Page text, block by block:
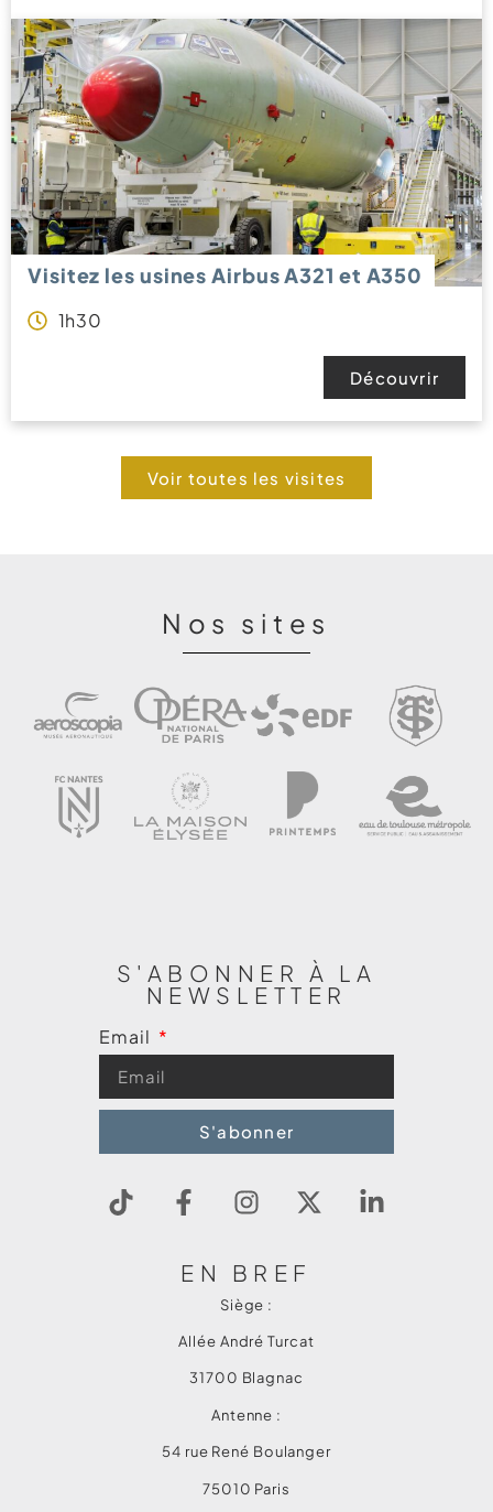
Visitez les usines Airbus A321 et A350
1h30
Découvrir
Voir toutes les visites
Nos sites
S'ABONNER À LA
NEWSLETTER
Email
S'abonner
EN BREF
Siège :
Allée André Turcat
31700 Blagnac
Antenne :
54 rue René Boulanger
75010 Paris